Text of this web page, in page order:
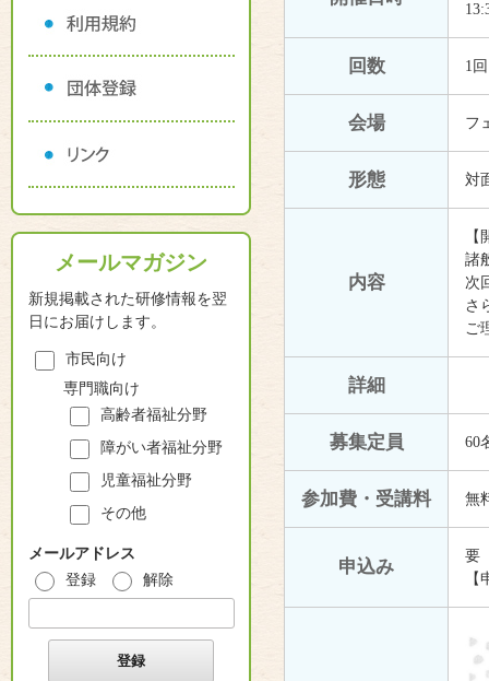
メールマガジン
新規掲載された研修情報を翌
日にお届けします。
市民向け
専門職向け
高齢者福祉分野
障がい者福祉分野
児童福祉分野
その他
メールアドレス
登録
解除
回数 1回
会場 フ
形態 対
内容
諸
次
さ
ご
詳細
募集定員 60
参加費・受講料 無
申込み
要